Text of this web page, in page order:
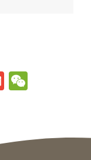
G
m
l h